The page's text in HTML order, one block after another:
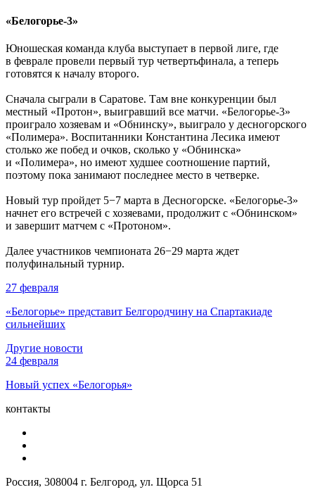
«Белогорье-3»
Юношеская команда клуба выступает в первой лиге, где
в феврале провели первый тур четвертьфинала, а теперь
готовятся к началу второго.
Сначала сыграли в Саратове. Там вне конкуренции был
местный «Протон», выигравший все матчи. «Белогорье-3»
проиграло хозяевам и «Обнинску», выиграло у десногорского
«Полимера». Воспитанники Константина Лесика имеют
столько же побед и очков, сколько у «Обнинска»
и «Полимера», но имеют худшее соотношение партий,
поэтому пока занимают последнее место в четверке.
Новый тур пройдет 5−7 марта в Десногорске. «Белогорье-3»
начнет его встречей с хозяевами, продолжит с «Обнинском»
и завершит матчем с «Протоном».
Далее участников чемпионата 26−29 марта ждет
полуфинальный турнир.
27 февраля
«Белогорье» представит Белгородчину на Спартакиаде
сильнейших
Другие новости
24 февраля
Новый успех «Белогорья»
контакты
Россия, 308004 г. Белгород, ул. Щорса 51